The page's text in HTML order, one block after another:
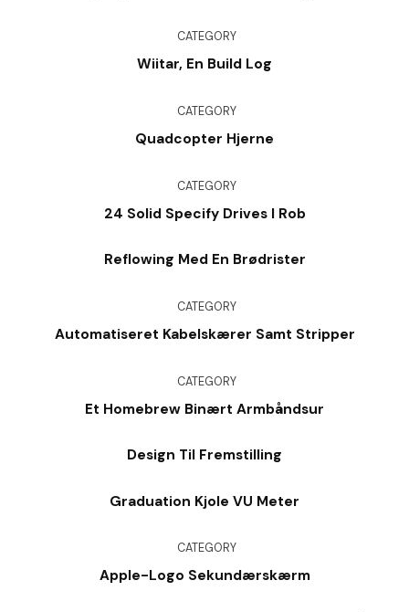
CATEGORY
Wiitar, En Build Log
CATEGORY
Quadcopter Hjerne
CATEGORY
24 Solid Specify Drives I Rob
Reflowing Med En Brødrister
CATEGORY
Automatiseret Kabelskærer Samt Stripper
CATEGORY
Et Homebrew Binært Armbåndsur
Design Til Fremstilling
Graduation Kjole VU Meter
CATEGORY
Apple-Logo Sekundærskærm